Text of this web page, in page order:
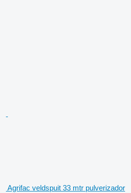
Agrifac veldspuit 33 mtr pulverizador